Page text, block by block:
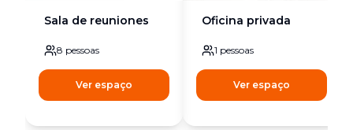
Sala de reuniones
8 pessoas
Ver espaço
Oficina privada
1 pessoas
Ver espaço